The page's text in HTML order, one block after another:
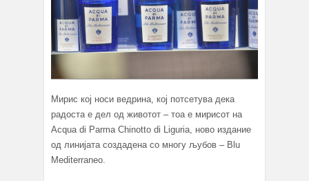
Mирис кој носи ведрина, кој потсетува дека
радоста е дел од животот – тоа е мирисот на
Acqua di Parma Chinotto di Liguria, ново издание
од линијата создадена со многу љубов – Blu
Мediterraneo.